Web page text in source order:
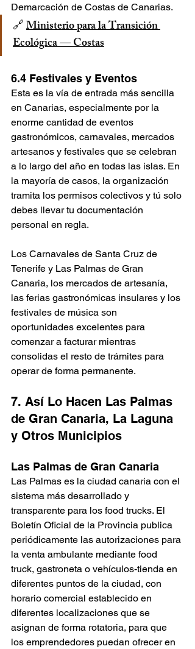
Demarcación de Costas de Canarias.
🔗 Ministerio para la Transición
Ecológica — Costas
6.4 Festivales y Eventos
Esta es la vía de entrada más sencilla
en Canarias, especialmente por la
enorme cantidad de eventos
gastronómicos, carnavales, mercados
artesanos y festivales que se celebran
a lo largo del año en todas las islas. En
la mayoría de casos, la organización
tramita los permisos colectivos y tú solo
debes llevar tu documentación
personal en regla.
Los Carnavales de Santa Cruz de
Tenerife y Las Palmas de Gran
Canaria, los mercados de artesanía,
las ferias gastronómicas insulares y los
festivales de música son
oportunidades excelentes para
comenzar a facturar mientras
consolidas el resto de trámites para
operar de forma permanente.
7. Así Lo Hacen Las Palmas
de Gran Canaria, La Laguna
y Otros Municipios
Las Palmas de Gran Canaria
Las Palmas es la ciudad canaria con el
sistema más desarrollado y
transparente para los food trucks. El
Boletín Oficial de la Provincia publica
periódicamente las autorizaciones para
la venta ambulante mediante food
truck, gastroneta o vehículos-tienda en
diferentes puntos de la ciudad, con
horario comercial establecido en
diferentes localizaciones que se
asignan de forma rotatoria, para que
los emprendedores puedan ofrecer en